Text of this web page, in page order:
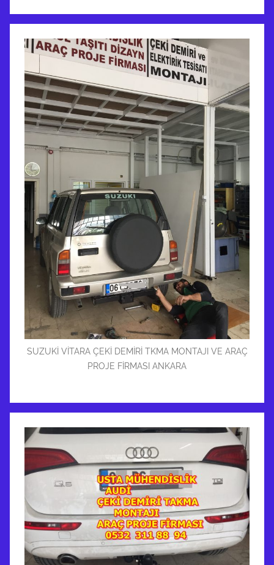
SUZUKİ VİTARA ÇEKİ DEMİRİ TKMA MONTAJI VE ARAÇ
PROJE FİRMASI ANKARA